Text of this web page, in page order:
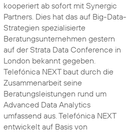
kooperiert ab sofort mit Synergic
Partners. Dies hat das auf Big-Data-
Strategien spezialisierte
Beratungsunternehmen gestern
auf der Strata Data Conference in
London bekannt gegeben.
Telefónica NEXT baut durch die
Zusammenarbeit seine
Beratungsleistungen rund um
Advanced Data Analytics
umfassend aus. Telefónica NEXT
entwickelt auf Basis von